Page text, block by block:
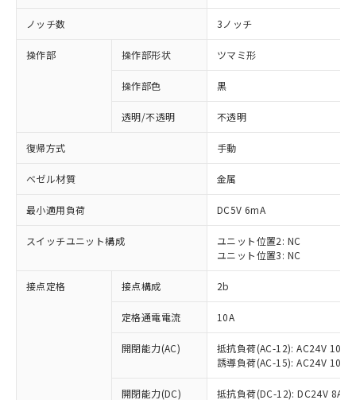
ノッチ数 3ノッチ
操作部 操作部形状 ツマミ形
操作部色 黒
透明/不透明 不透明
復帰方式 手動
ベゼル材質 金属
最小適用負荷 DC5V 6mA
スイッチユニット構成
ユニット位置2: NC
ユニット位置3: NC
接点定格 接点構成 2b
定格通電電流 10A
開閉能力(AC)
抵抗負荷(AC-12): AC24V 10A/
誘導負荷(AC-15): AC24V
開閉能力(DC) 抵抗負荷(DC-12): DC24V 8A/
ご利用条件
※1 対応状況
対応済み：EU RoHS指令（10物質）の
非含有に対応した製品が提供可能な商品で
対応予定：EU RoHS指令（10物質）の非含
有に対応した製品に切り替える予定のある